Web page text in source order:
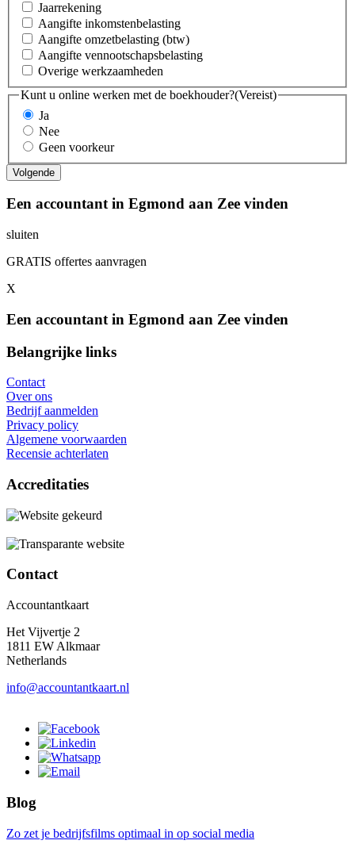
Jaarrekening
Aangifte inkomstenbelasting
Aangifte omzetbelasting (btw)
Aangifte vennootschapsbelasting
Overige werkzaamheden
Kunt u online werken met de boekhouder?(Vereist)
Ja
Nee
Geen voorkeur
Een accountant in Egmond aan Zee vinden
sluiten
GRATIS offertes aanvragen
X
Een accountant in Egmond aan Zee vinden
Belangrijke links
Contact
Over ons
Bedrijf aanmelden
Privacy policy
Algemene voorwaarden
Recensie achterlaten
Accreditaties
Contact
Accountantkaart
Het Vijvertje 2
1811 EW Alkmaar
Netherlands
info@accountantkaart.nl
Blog
Zo zet je bedrijfsfilms optimaal in op social media